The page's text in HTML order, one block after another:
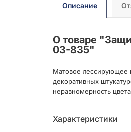
Описание
О товаре "
03-835"
Матовое лессирующее
декоративных
неравномерность
Характеристики